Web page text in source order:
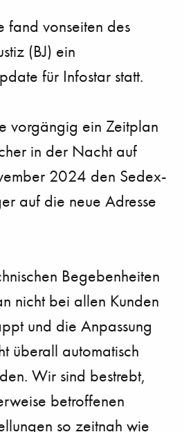
fand vonseiten des
(BJ) ein
für Infostar statt.
vorgängig ein Zeitplan
in der Nacht auf
2024 den Sedex-
auf die neue Adresse
Begebenheiten
nicht bei allen Kunden
und die Anpassung
überall automatisch
Wir sind bestrebt,
betroffenen
so zeitnah wie